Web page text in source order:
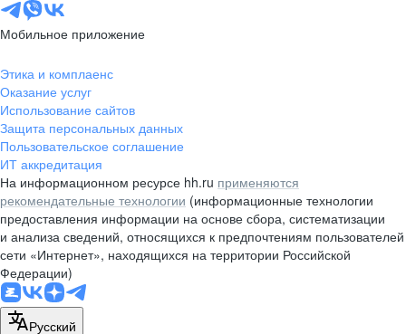
Мобильное приложение
Этика и комплаенс
Оказание услуг
Использование сайтов
Защита персональных данных
Пользовательское соглашение
ИТ аккредитация
На информационном ресурсе hh.ru применяются
рекомендательные технологии (информационные технологии
предоставления информации на основе сбора, систематизации
и анализа сведений, относящихся к предпочтениям пользователей
сети «Интернет», находящихся на территории Российской
Федерации)
Русский